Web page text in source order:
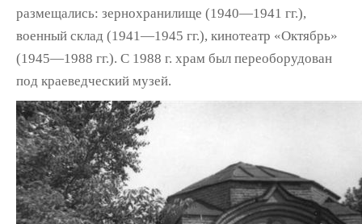
размещались: зернохранилище (1940—1941 гг.),
военный склад (1941—1945 гг.), кинотеатр «Октябрь»
(1945—1988 гг.). С 1988 г. храм был переоборудован
под краеведческий музей.